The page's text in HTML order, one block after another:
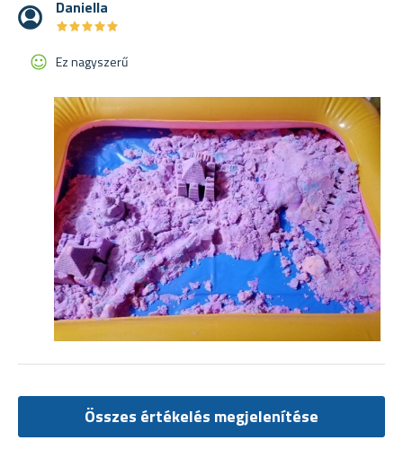
Daniella
★★★★★
★★★★★
Ez nagyszerű
Összes értékelés megjelenítése